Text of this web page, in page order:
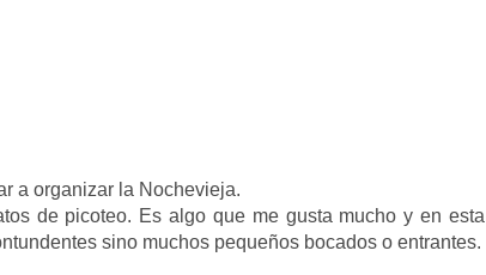
a organizar la Nochevieja.
de picoteo. Es algo que me gusta mucho y en esta
sino muchos pequeños bocados o entrantes.